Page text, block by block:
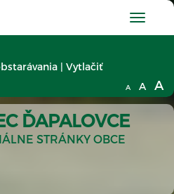
Hlavné
menu
| Vytlačiť
A A A
ĎAPALOVCE
STRÁNKY OBCE